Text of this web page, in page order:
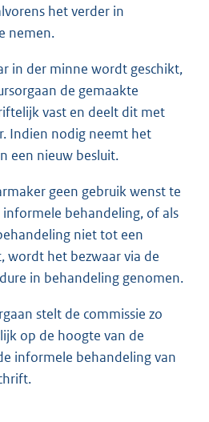
het verder in
nemen.
in der minne wordt geschikt,
de gemaakte
vast en deelt dit met
Indien nodig neemt het
een nieuw besluit.
geen gebruik wenst te
informele behandeling, of als
niet tot een
wordt het bezwaar via de
in behandeling genomen.
stelt de commissie zo
op de hoogte van de
informele behandeling van